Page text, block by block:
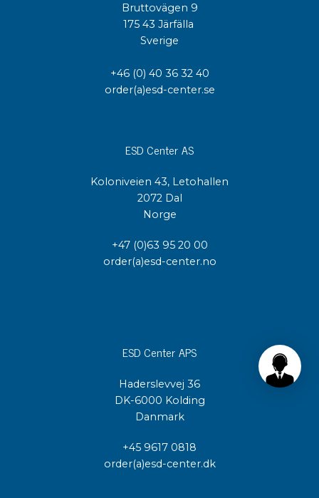
Bruttovägen 9
175 43 Järfälla
Sverige
+46 (0) 40 36 32 40
order(a)esd-center.se
ESD Center AS
Koloniveien 43, Letohallen
2072 Dal
Norge
+47 (0)63 95 20 00
order(a)esd-center.no
ESD Center APS
Haderslevvej 36
DK-6000 Kolding
Danmark
+45 9617 0818
order(a)esd-center.dk